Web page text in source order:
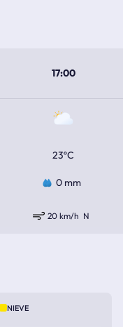
17:00
23ºC
0 mm
20 km/h N
NIEVE